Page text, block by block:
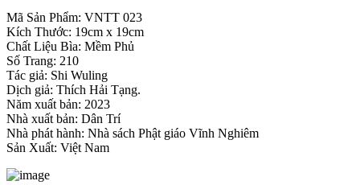
Mã Sản Phẩm: VNTT 023
Kích Thước: 19cm x 19cm
Chất Liệu Bìa: Mềm Phủ
Số Trang: 210
Tác giả: Shi Wuling
Dịch giả: Thích Hải Tạng.
Năm xuất bản: 2023
Nhà xuất bản: Dân Trí
Nhà phát hành: Nhà sách Phật giáo Vĩnh Nghiêm
Sản Xuất: Việt Nam